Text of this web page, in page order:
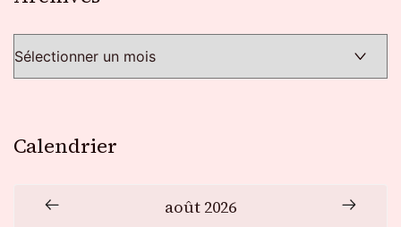
Calendrier
août 2026